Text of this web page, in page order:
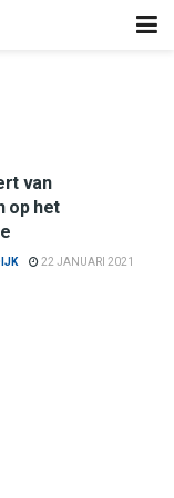
van
op het
22 JANUARI 2021